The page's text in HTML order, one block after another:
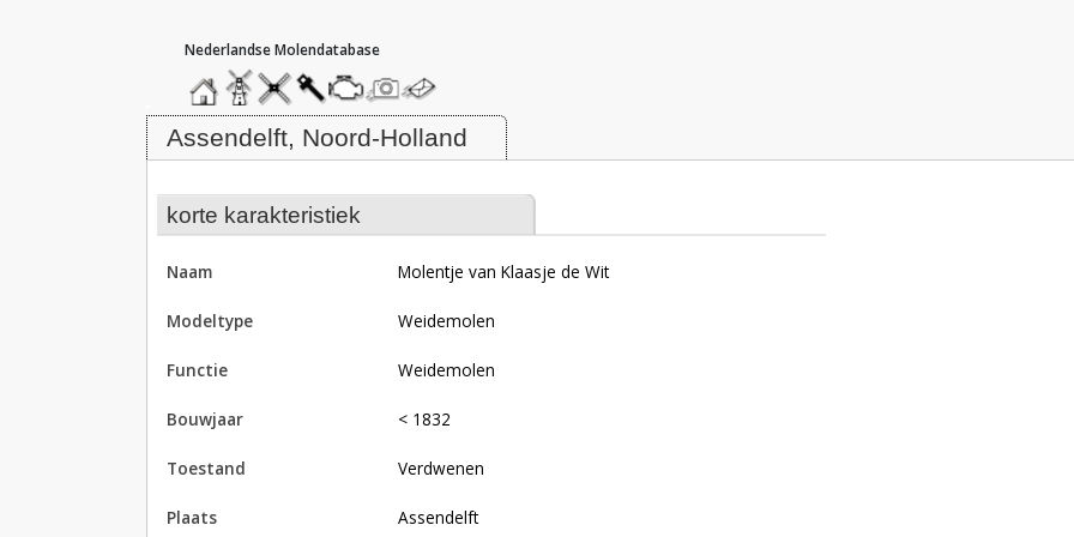
hoofdmenu
homemolendatabase
roedendatabase
assendatabase
motorendatabase
stuur
een
foto
stuur
een
bericht
Molentje van Klaasje de Wit, Assendelft
Assendelft, Noord-Holland
korte karakteristiek
naam Molentje van Klaasje de Wit
modeltype Weidemolen
functie weidemolen
bouwjaar < 1832
toestand verdwenen
plaats Assendelft